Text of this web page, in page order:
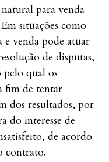
para venda
situações como
e venda pode atuar
de disputas,
pelo qual os
fim de tentar
dos resultados, por
do interesse de
de acordo
contrato.